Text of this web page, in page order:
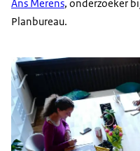
Ans Merens, onderzoeker
Planbureau.